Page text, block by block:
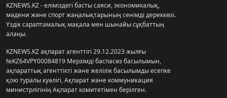
KZNEWS.KZ - еліміздегі басты саяси, экономикалық,
мәдени және спорт жаңалықтарының сенімді дереккөзі.
Үздік сараптамалық мақала мен шынайы сұқбаттың
алаңы.
KZNEWS.KZ ақпарат агенттігі 29.12.2023 жылғы
№KZ64VPY00084819 Мерзімді баспасөз басылымын,
ақпараттық агенттікті және желілік басылымды есепке
қою туралы куәлігі, Ақпарат және коммуникация
министрлігінің Ақпарат комитетімен берілген.